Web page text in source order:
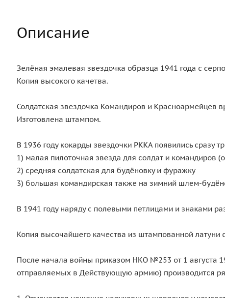
Описание
Зелёная эмалевая звездочка образца 1941 года с
Копия высокого качетва.
Солдатская звездочка Командиров и Красноармейцев
Изготовлена штампом.
В 1936 году кокарды звездочки РККА появились сразу
1) малая пилоточная звезда для солдат и командиров
2) средняя солдатская для будёновку и фуражку
3) большая командирская также на зимний шлем-
В 1941 году наряду с полевыми петлицами и знаками
Копия высочайшего качества из штампованной латуни
После начала войны приказом НКО №253 от 1 августа
отправляемых в Действующую армию) производится